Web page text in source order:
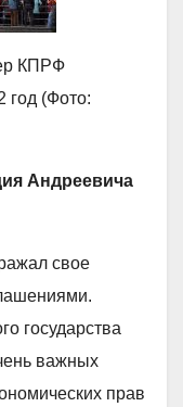
КПРФ
год (Фото:
Андреевича
свое
государства
важных
прав